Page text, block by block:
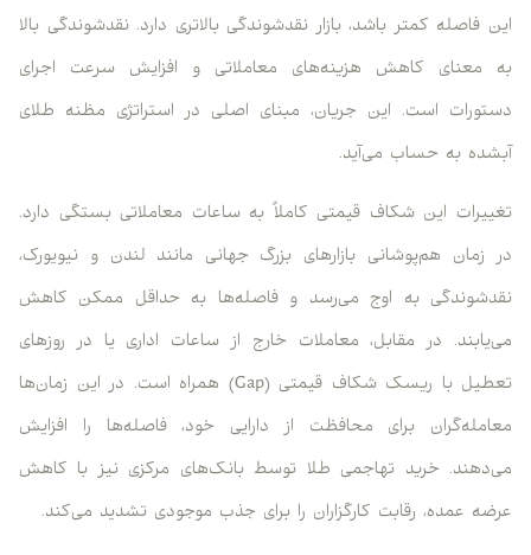
این فاصله کمتر باشد، بازار نقدشوندگی بالاتری دارد. نقدشوندگی بالا
به معنای کاهش هزینه‌های معاملاتی و افزایش سرعت اجرای
دستورات است. این جریان، مبنای اصلی در استراتژی مظنه طلای
آبشده به حساب می‌آید.
تغییرات این شکاف قیمتی کاملاً به ساعات معاملاتی بستگی دارد.
در زمان هم‌پوشانی بازارهای بزرگ جهانی مانند لندن و نیویورک،
نقدشوندگی به اوج می‌رسد و فاصله‌ها به حداقل ممکن کاهش
می‌یابند. در مقابل، معاملات خارج از ساعات اداری یا در روزهای
تعطیل با ریسک شکاف قیمتی (Gap) همراه است. در این زمان‌ها
معامله‌گران برای محافظت از دارایی خود، فاصله‌ها را افزایش
می‌دهند. خرید تهاجمی طلا توسط بانک‌های مرکزی نیز با کاهش
عرضه عمده، رقابت کارگزاران را برای جذب موجودی تشدید می‌کند.